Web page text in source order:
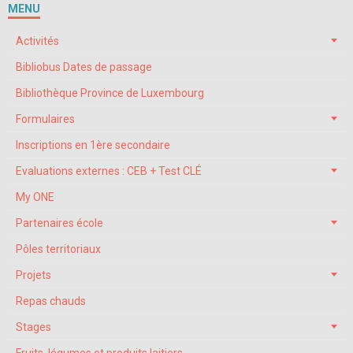
MENU
Activités
Bibliobus Dates de passage
Bibliothèque Province de Luxembourg
Formulaires
Inscriptions en 1ère secondaire
Evaluations externes : CEB + Test CLÉ
My ONE
Partenaires école
Pôles territoriaux
Projets
Repas chauds
Stages